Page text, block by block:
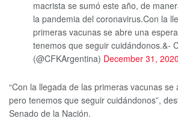
macrista se sumó este año, de
la pandemia del coronavirus.Con la
primeras vacunas se abre una
tenemos que seguir cuidándonos.&-
(@CFKArgentina) December 31, 2020
“Con la llegada de las primeras vacunas
pero tenemos que seguir cuidándonos”,
Senado de la Nación.